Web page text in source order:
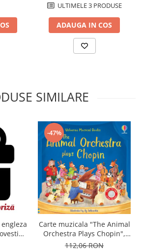
ULTIMELE 3 PRODUSE
ADAUGA IN COS
SIMILARE
-47%
Carte muzicala "The Animal
Orchestra Plays Chopin",
cartonata, Usborne
112,06 RON